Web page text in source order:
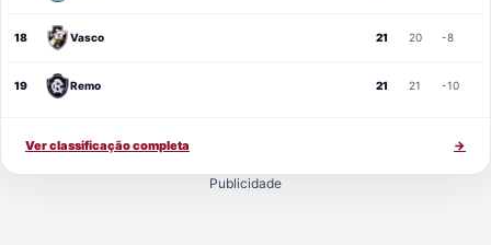
18 Vasco 21 20 -8
19 Remo 21 21 -10
Ver classificação completa →
Publicidade